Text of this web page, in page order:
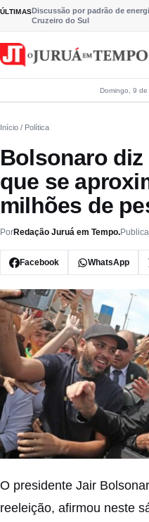
Pular para o conteúdo
ÚLTIMASDiscussão por padrão de
Cruzeiro do Sul
Domingo, 9
Início / Política
Bolsonaro
que se
milhões de
PorRedação Juruá em Tempo.
Facebook WhatsApp
O presidente Jair
reeleição, afirmou neste